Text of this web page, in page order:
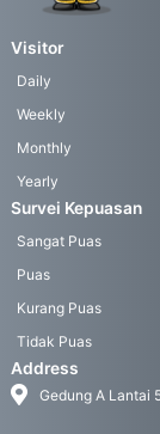
Visitor
Daily
Weekly
Monthly
Yearly
Survei Kepuasan
Sangat Puas
Puas
Kurang Puas
Tidak Puas
Address
Gedung A Lantai